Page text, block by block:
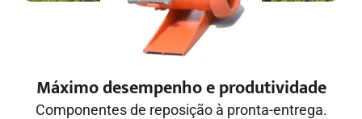
Máximo desempenho e produtividade
Componentes de reposição à pronta-entrega.